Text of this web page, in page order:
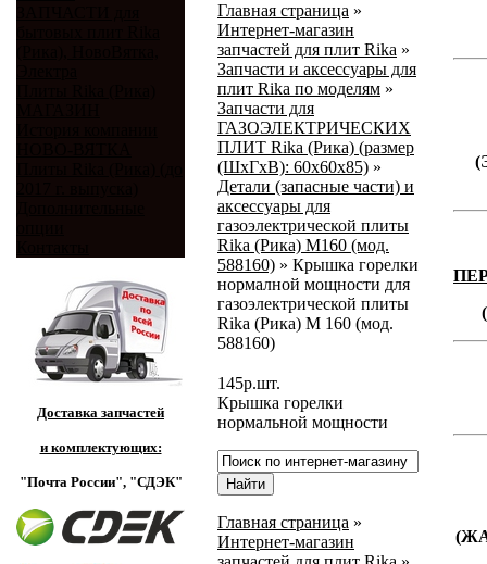
Доставка запчастей
и комплектующих:
"Почта России", "СДЭК"
Главная страница »
Интернет-магазин
запчастей для плит Rika »
Запчасти и аксессуары для
плит Rika по моделям »
Запчасти для
ГАЗОЭЛЕКТРИЧЕСКИХ
ПЛИТ Rika (Рика) (размер
(ШхГхВ): 60х60х85) »
Детали (запасные части) и
аксессуары для
газоэлектрической плиты
Rika (Рика) М160 (мод.
588160) » Крышка горелки
нормалной мощности для
газоэлектрической плиты
Rika (Рика) М 160 (мод.
588160)
145р.шт.
Крышка горелки
нормальной мощности
Главная страница »
Интернет-магазин